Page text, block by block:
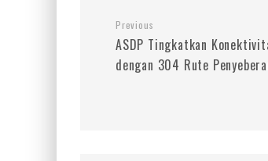
Previous
ASDP Tingkatkan
dengan 304 Rute